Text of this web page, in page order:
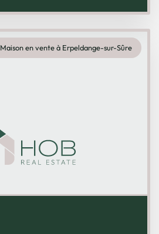
Maison en vente à Erpeldange-sur-Sûre